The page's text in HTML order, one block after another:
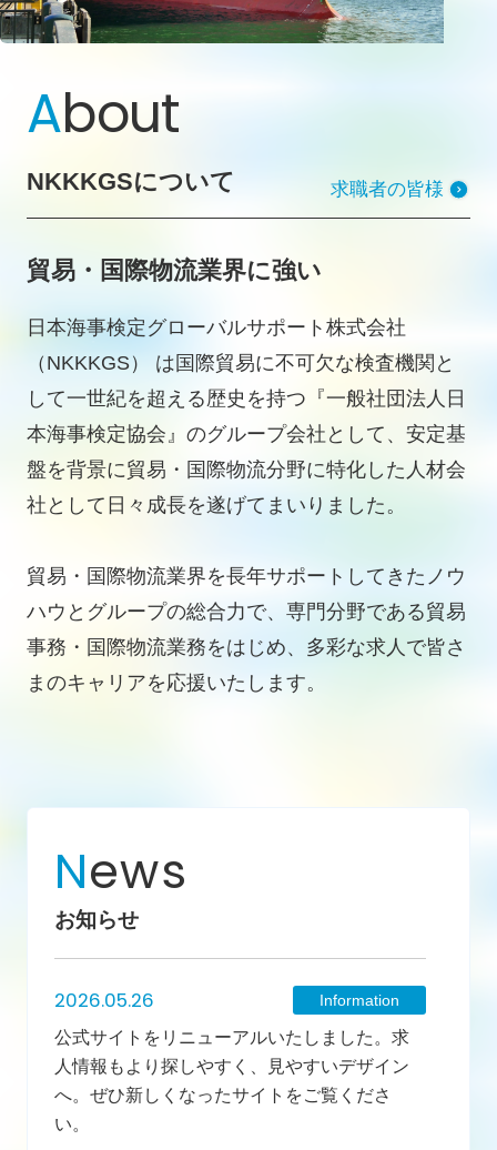
About
NKKKGSについて 求職者の皆様
貿易・国際物流業界に強い
日本海事検定グローバルサポート株式会社
（NKKKGS） は国際貿易に不可欠な検査機関と
して一世紀を超える歴史を持つ『一般社団法人日
本海事検定協会』のグループ会社として、安定基
盤を背景に貿易・国際物流分野に特化した人材会
社として日々成長を遂げてまいりました。
貿易・国際物流業界を長年サポートしてきたノウ
ハウとグループの総合力で、専門分野である貿易
事務・国際物流業務をはじめ、多彩な求人で皆さ
まのキャリアを応援いたします。
News
お知らせ
2026.05.26 Information
公式サイトをリニューアルいたしました。求
人情報もより探しやすく、見やすいデザイン
へ。ぜひ新しくなったサイトをご覧くださ
い。